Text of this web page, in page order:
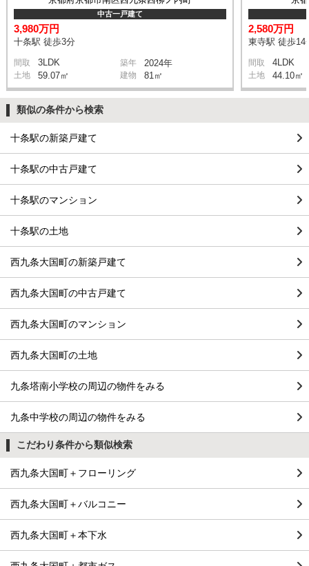
中古一戸建て
3,980万円
十条駅 徒歩3分
間取 3LDK 築年 2024年
土地 59.07㎡ 建物 81㎡
2,580万円
東寺駅 徒歩14
間取 4LDK
土地 44.10㎡
類似の条件から検索
十条駅の新築戸建て
十条駅の中古戸建て
十条駅のマンション
十条駅の土地
西九条大国町の新築戸建て
西九条大国町の中古戸建て
西九条大国町のマンション
西九条大国町の土地
九条塔南小学校の周辺の物件をみる
九条中学校の周辺の物件をみる
こだわり条件から類似検索
西九条大国町＋フローリング
西九条大国町＋バルコニー
西九条大国町＋本下水